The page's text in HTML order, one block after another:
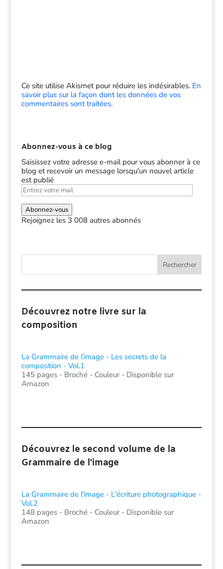
Ce site utilise Akismet pour réduire les indésirables. En
savoir plus sur la façon dont les données de vos
commentaires sont traitées.
Abonnez-vous à ce blog
Saisissez votre adresse e-mail pour vous abonner à ce
blog et recevoir un message lorsqu'un nouvel article
est publié
Entrez
votre
mail
Abonnez-vous
Rejoignez les 3 008 autres abonnés
Rechercher
Découvrez notre livre sur la
composition
La Grammaire de l'image - Les secrets de la
composition - Vol.1
145 pages - Broché - Couleur - Disponible sur
Amazon
Découvrez le second volume de la
Grammaire de l'image
La Grammaire de l'image - L'écriture photographique -
Vol.2
148 pages - Broché - Couleur - Disponible sur
Amazon